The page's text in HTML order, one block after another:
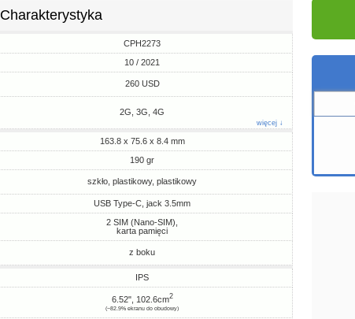
Charakterystyka
CPH2273
10 / 2021
260 USD
2G, 3G, 4G
więcej ↓
163.8 x 75.6 x 8.4 mm
190 gr
szkło, plastikowy, plastikowy
USB Type-C, jack 3.5mm
2 SIM (Nano-SIM),
karta pamięci
z boku
IPS
6.52", 102.6cm2
(~82.9% ekranu do obudowy)